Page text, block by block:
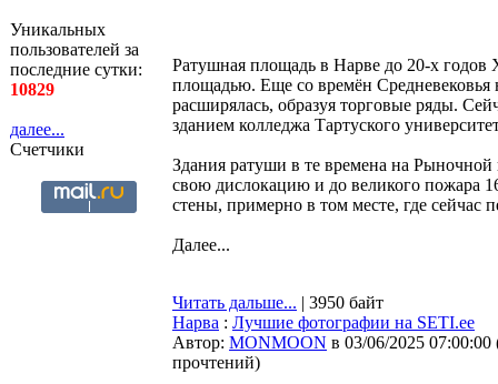
Уникальных
пользователей за
последние сутки:
10829
далее...
Счетчики
Ратушная площадь в Нарве до 20-х
площадью. Еще со времён Средневековья
расширялась, образуя торговые ряды.
зданием колледжа Тартуского
Здания ратуши в те времена на
свою дислокацию и до великого пожара
стены, примерно в том месте, где сейчас
Далее...
Читать дальше... | 3950 байт
Нарва : Лучшие фотографии на SETI.ee
Автор: MONMOON в 03/06/2025 07:00:00
прочтений)